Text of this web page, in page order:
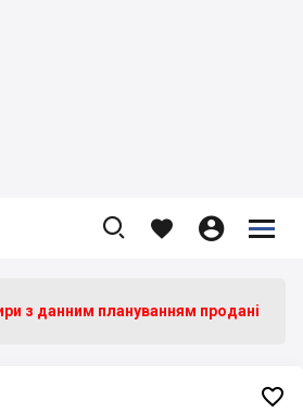
   


з данним плануванням продані
